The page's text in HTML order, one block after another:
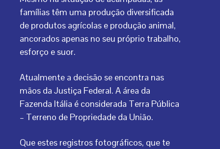
famílias têm uma produção diversificada
de produtos agrícolas e produção animal,
ancorados apenas no seu próprio trabalho,
esforço e suor.
Atualmente a decisão se encontra nas
mãos da Justiça Federal. A área da
Fazenda Itália é considerada Terra Pública
– Terreno de Propriedade da União.
Que estes registros fotográficos, que te